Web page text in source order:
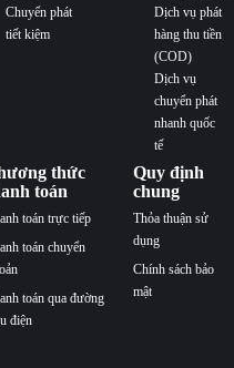
Chuyển phát
tiết kiệm
Dịch vụ phát
hàng thu tiền
(COD)
Dịch vụ
chuyển phát
nhanh quốc
tế
thức
toán
toán trực tiếp
toán chuyển
toán qua đường
điện
Quy định
chung
Thỏa thuận sử
dụng
Chính sách bảo
mật